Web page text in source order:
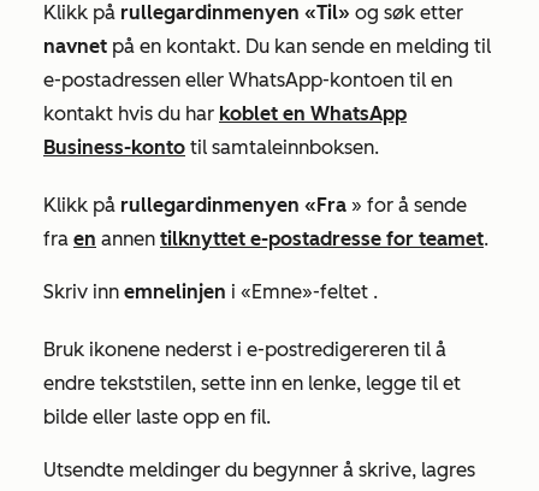
Klikk på rullegardinmenyen «Til» og søk etter
navnet på en kontakt. Du kan sende en melding til
e-postadressen eller WhatsApp-kontoen til en
kontakt hvis du har koblet en WhatsApp
Business-konto til samtaleinnboksen.
Klikk på rullegardinmenyen «Fra » for å sende
fra en annen tilknyttet e-postadresse for teamet.
Skriv inn emnelinjen i «Emne»-feltet .
Bruk ikonene nederst i e-postredigereren til å
endre tekststilen, sette inn en lenke, legge til et
bilde eller laste opp en fil.
Utsendte meldinger du begynner å skrive, lagres